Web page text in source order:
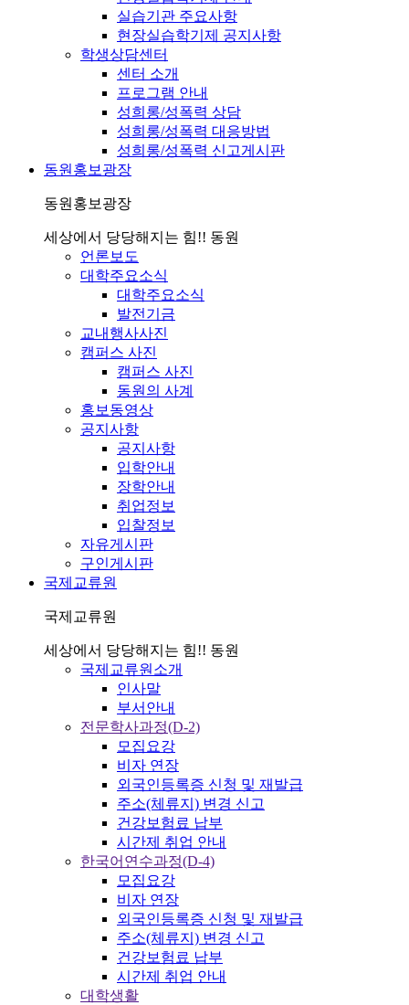
실습기관 주요사항
현장실습학기제 공지사항
학생상담센터
센터 소개
프로그램 안내
성희롱/성폭력 상담
성희롱/성폭력 대응방법
성희롱/성폭력 신고게시판
동원홍보광장
동원홍보광장
세상에서 당당해지는 힘!! 동원
언론보도
대학주요소식
대학주요소식
발전기금
교내행사사진
캠퍼스 사진
캠퍼스 사진
동원의 사계
홍보동영상
공지사항
공지사항
입학안내
장학안내
취업정보
입찰정보
자유게시판
구인게시판
국제교류원
국제교류원
세상에서 당당해지는 힘!! 동원
국제교류원소개
인사말
부서안내
전문학사과정(D-2)
모집요강
비자 연장
외국인등록증 신청 및 재발급
주소(체류지) 변경 신고
건강보험료 납부
시간제 취업 안내
한국어연수과정(D-4)
모집요강
비자 연장
외국인등록증 신청 및 재발급
주소(체류지) 변경 신고
건강보험료 납부
시간제 취업 안내
대학생활